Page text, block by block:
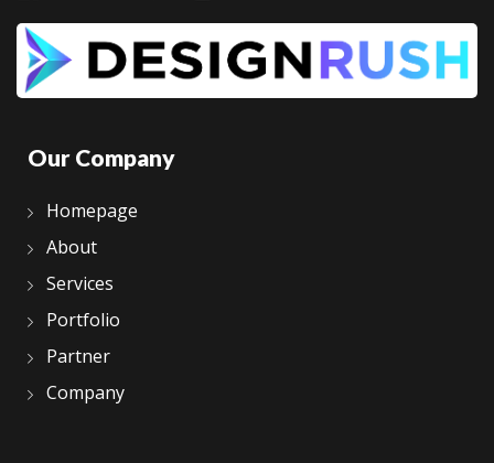
Our Company
Homepage
About
Services
Portfolio
Partner
Company